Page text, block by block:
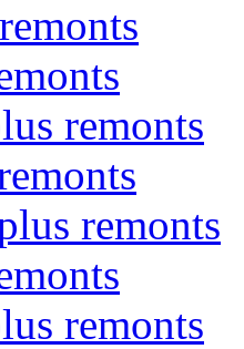
remonts
remonts
remonts